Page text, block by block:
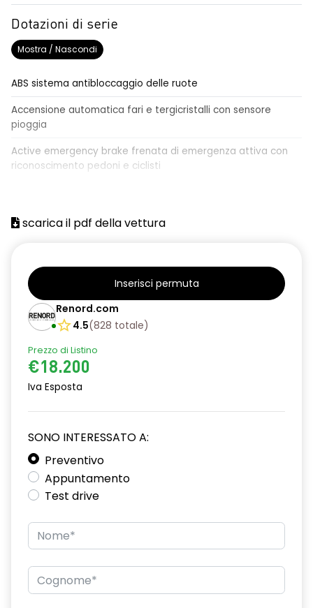
Dotazioni di serie
Mostra / Nascondi
ABS sistema antibloccaggio delle ruote
Accensione automatica fari e tergicristalli con sensore
pioggia
Active emergency brake frenata di emergenza attiva con
riconoscimento pedoni e ciclisti
Airbag laterali a tendina anteriori e posteriori
Alzacristalli elettrici posteriori
Barre tetto modulari nere
Bracciolo anteriore con vano portaoggetti
Chiave pieghevole a 3 pulsanti
Distance warning avviso distanza di sicurezza
Driver display con schermo TFT da 3,5''
Eco Mode
compatibile 2G/3G o 4G/5G in base al veicolo
Firma luminosa pixelata con fari full LED
HARM03
scarica il pdf della vettura
Inserisci permuta
Renord.com
4.5(828 totale)
Prezzo di Listino
€18.200
Iva Esposta
SONO INTERESSATO A:
Preventivo
Appuntamento
Test drive